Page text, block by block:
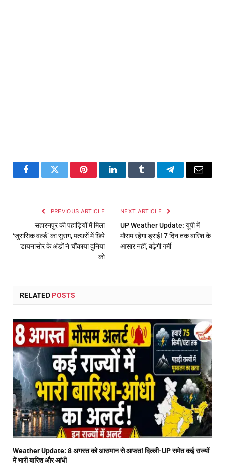
FacebookTwitter PinterestLinkedInTumblr TelegramEmail
PREVIOUS ARTICLE
सहारनपुर की पहाड़ियों में मिला
‘जुरासिक वर्ल्ड’ का सुराग, पत्थरों में छिपे
डायनासोर के अंडों ने चौंकाया दुनिया
को
NEXT ARTICLE
UP Weather Update: यूपी में
मौसम रहेगा ड्राई! 7 दिन तक बारिश के
आसार नहीं, बढ़ेगी गर्मी
RELATED POSTS
Weather Update: 8 अगस्त को आसमान से आफत! दिल्ली-UP समेत कई राज्यों
में भारी बारिश और आंधी